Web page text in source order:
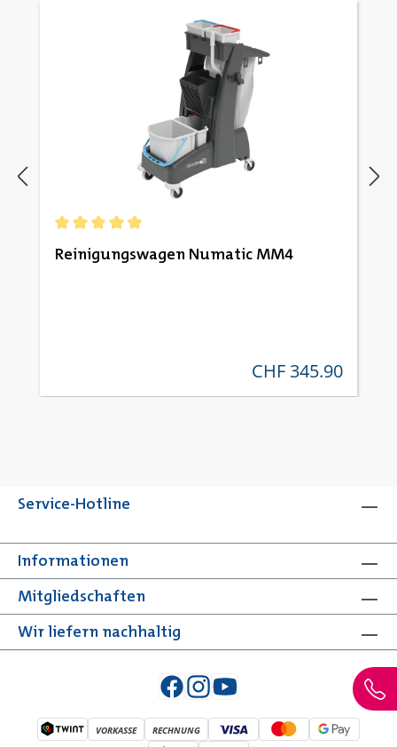
Reinigungswagen Numatic MM4
regulärer preis:
CHF 345.90
Service-Hotline
Mitgliedschaften
Informationen
Wir liefern nachhaltig
VORKASSE RECHNUNG